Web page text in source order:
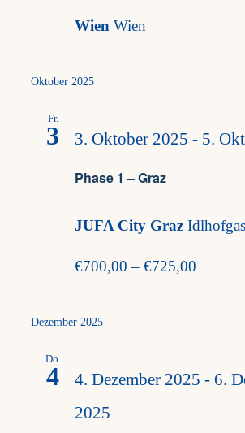
Wien Wien
Oktober 2025
Fr.
3
Phase 1 – Graz
3. Oktober 2025 - 5.
JUFA City Graz
€700,00 – €725,00
Dezember 2025
Do.
4 4. Dezember 2025 - 6.
2025